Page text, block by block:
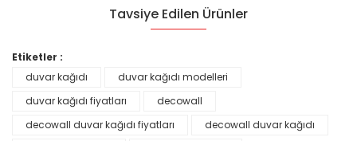
Tavsiye Edilen Ürünler
Etiketler :
duvar kağıdı
duvar kağıdı modelleri
duvar kağıdı fiyatları
decowall
decowall duvar kağıdı fiyatları
decowall duvar kağıdı